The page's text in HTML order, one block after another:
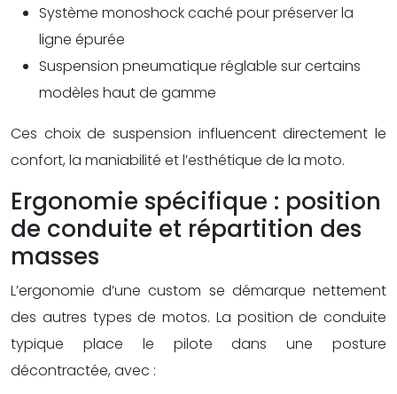
Système monoshock caché pour préserver la
ligne épurée
Suspension pneumatique réglable sur certains
modèles haut de gamme
Ces choix de suspension influencent directement le
confort, la maniabilité et l’esthétique de la moto.
Ergonomie spécifique : position
de conduite et répartition des
masses
L’ergonomie d’une custom se démarque nettement
des autres types de motos. La position de conduite
typique place le pilote dans une posture
décontractée, avec :